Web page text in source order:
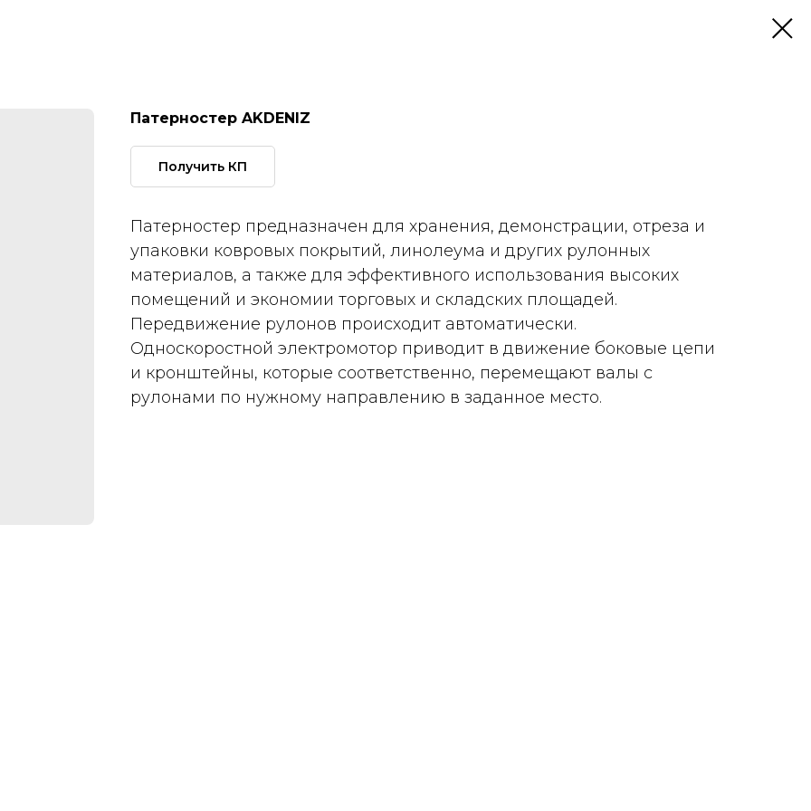
Патерностер AKDENIZ
Получить КП
Патерностер предназначен для хранения, демонстрации, отреза и
упаковки ковровых покрытий, линолеума и других рулонных
материалов, а также для эффективного использования высоких
помещений и экономии торговых и складских площадей.
Передвижение рулонов происходит автоматически.
Односкоростной электромотор приводит в движение боковые цепи
и кронштейны, которые соответственно, перемещают валы с
рулонами по нужному направлению в заданное место.